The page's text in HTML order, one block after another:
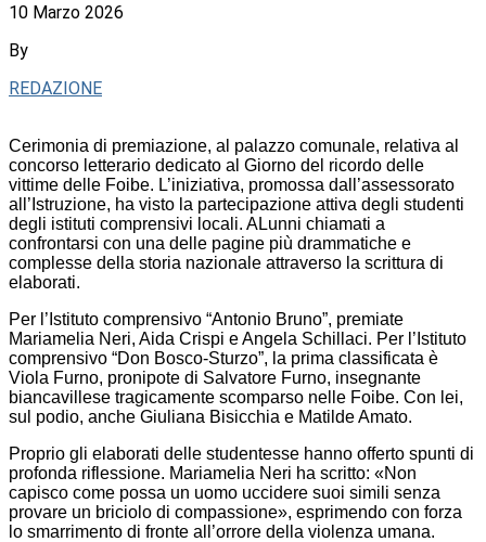
10 Marzo 2026
By
REDAZIONE
Cerimonia di premiazione, al palazzo comunale, relativa al
concorso letterario dedicato al Giorno del ricordo delle
vittime delle Foibe. L’iniziativa, promossa dall’assessorato
all’Istruzione, ha visto la partecipazione attiva degli studenti
degli istituti comprensivi locali. ALunni chiamati a
confrontarsi con una delle pagine più drammatiche e
complesse della storia nazionale attraverso la scrittura di
elaborati.
Per l’Istituto comprensivo “Antonio Bruno”, premiate
Mariamelia Neri, Aida Crispi e Angela Schillaci. Per l’Istituto
comprensivo “Don Bosco-Sturzo”, la prima classificata è
Viola Furno, pronipote di Salvatore Furno, insegnante
biancavillese tragicamente scomparso nelle Foibe. Con lei,
sul podio, anche Giuliana Bisicchia e Matilde Amato.
Proprio gli elaborati delle studentesse hanno offerto spunti di
profonda riflessione. Mariamelia Neri ha scritto: «Non
capisco come possa un uomo uccidere suoi simili senza
provare un briciolo di compassione», esprimendo con forza
lo smarrimento di fronte all’orrore della violenza umana.